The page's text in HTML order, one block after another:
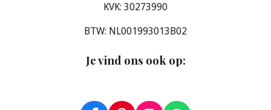
KVK: 30273990
BTW: NL001993013B02
Je vind ons ook op: